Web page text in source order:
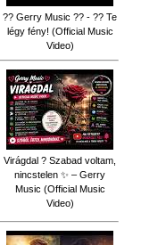
?? Gerry Music ?? - ?? Te
légy fény! (Official Music
Video)
Virágdal ? Szabad voltam,
nincstelen ✨ – Gerry
Music (Official Music
Video)